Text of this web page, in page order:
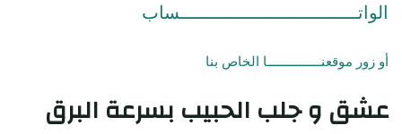
الواتـــــــــــــــــــــــــــــــــساب
أو زور موقعنـــــــــــــــا الخاص بنا
عشق و جلب الحبيب بسرعة البرق